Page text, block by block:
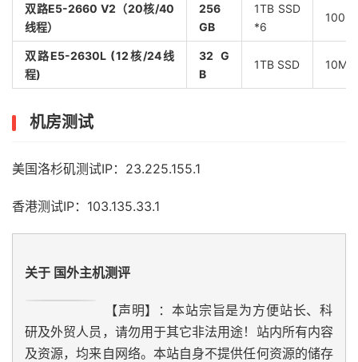
双路E5-2660 V2（20核/40
线程）
256
GB
1TB SSD
*6
双路E5-2630L (12核/24线
程)
32 G
B
1TB SSD
机房测试
美国洛杉矶测试IP：23.225.155.1
香港测试IP：103.135.33.1
关于 国外主机测评
【声明】：本站宗旨是为方便站长、科
研及外贸人员，请勿用于其它非法用途！站内所有内容
及资源，均来自网络。本站自身不提供任何资源的储存